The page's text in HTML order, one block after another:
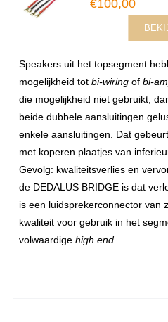
€100,00
Speakers uit het topsegment
mogelijkheid tot bi-wiringof bi-
die mogelijkheid niet gebruikt,
beide dubbele aansluitingen
enkele aansluitingen. Dat
met koperen plaatjes van
Gevolg: kwaliteitsverlies en
de DEDALUS BRIDGE is dat
is een luidsprekerconnector van
kwaliteit voor gebruik in het
volwaardige high end.